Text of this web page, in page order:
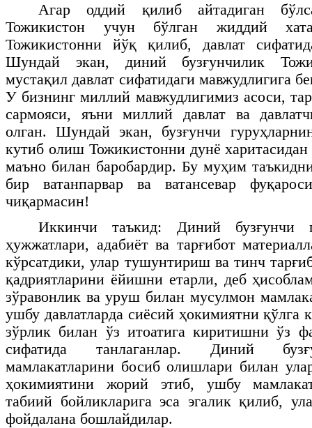
Агар оддий қилиб айтадиган
Тожикистон учун бўлган жиддий
Тожикистонни йўқ қилиб, давлат
Шундай экан, диний бузғунчилик
мустақил давлат сифатидаги мавжудлигига
У бизнинг миллий мавжудлигимиз асоси,
сармояси, яъни миллий давлат ва
олган. Шундай экан, бузғунчи
кутиб олиш Тожикистонни дунё
маъно билан баробардир. Бу муҳим
бир ватанпарвар ва ватансевар
чиқармасин!
Иккинчи таъкид: Диний бузғунчи
ҳужжатлари, адабиёт ва тарғибот
кўрсатдики, улар тушунтириш ва тинч
қадриятларини ёйишни етарли, деб
зўравонлик ва уруш билан мусулмон
ушбу давлатларда сиёсий ҳокимиятни қўлга
зўрлик билан ўз итоатига киритишни ўз
сифатида танлаганлар. Диний
мамлакатларини босиб олишлари билан
ҳокимиятини жорий этиб, ушбу
табиий бойликларига эса эгалик қилиб,
фойдалана бошлайдилар.